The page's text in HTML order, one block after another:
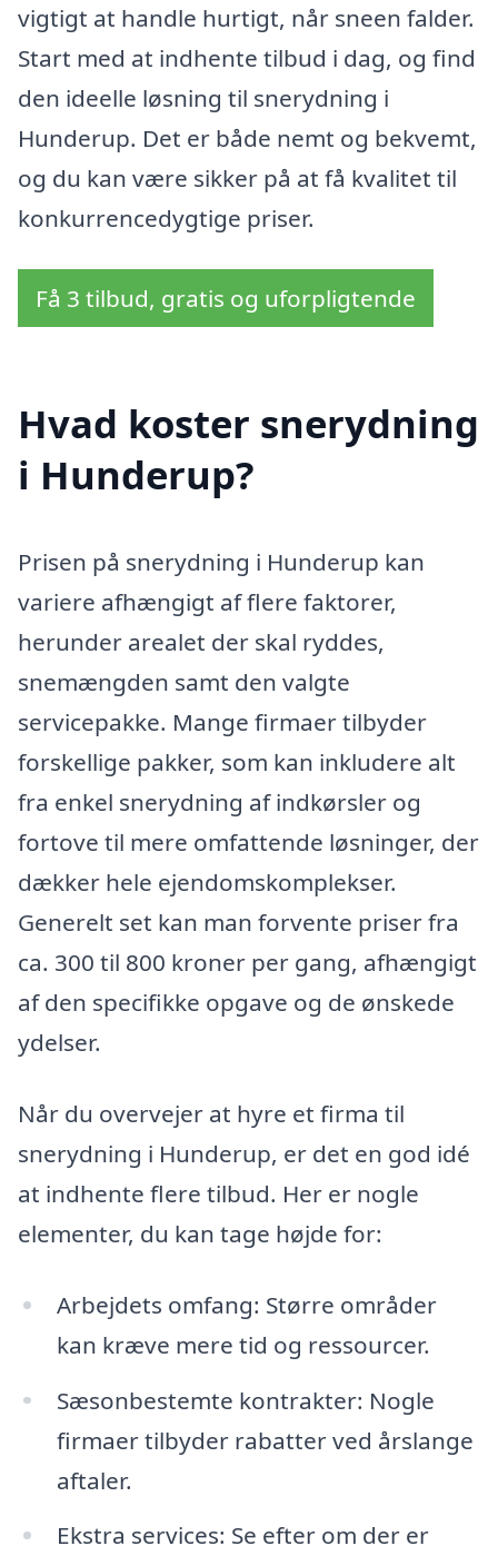
vigtigt at handle hurtigt, når sneen falder.
Start med at indhente tilbud i dag, og find
den ideelle løsning til snerydning i
Hunderup. Det er både nemt og bekvemt,
og du kan være sikker på at få kvalitet til
konkurrencedygtige priser.
Få 3 tilbud, gratis og uforpligtende
Hvad koster snerydning
i Hunderup?
Prisen på snerydning i Hunderup kan
variere afhængigt af flere faktorer,
herunder arealet der skal ryddes,
snemængden samt den valgte
servicepakke. Mange firmaer tilbyder
forskellige pakker, som kan inkludere alt
fra enkel snerydning af indkørsler og
fortove til mere omfattende løsninger, der
dækker hele ejendomskomplekser.
Generelt set kan man forvente priser fra
ca. 300 til 800 kroner per gang, afhængigt
af den specifikke opgave og de ønskede
ydelser.
Når du overvejer at hyre et firma til
snerydning i Hunderup, er det en god idé
at indhente flere tilbud. Her er nogle
elementer, du kan tage højde for:
Arbejdets omfang: Større områder
kan kræve mere tid og ressourcer.
Sæsonbestemte kontrakter: Nogle
firmaer tilbyder rabatter ved årslange
aftaler.
Ekstra services: Se efter om der er